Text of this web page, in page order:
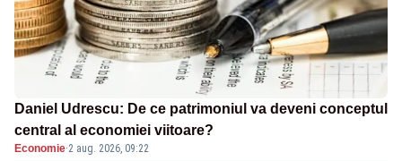
Daniel Udrescu: De ce patrimoniul va deveni conceptul
central al economiei viitoare?
Economie·2 aug. 2026, 09:22